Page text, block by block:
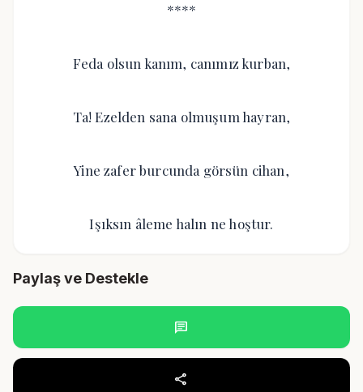
****
Feda olsun kanım, canımız kurban,
Ta! Ezelden sana olmuşum hayran,
Yine zafer burcunda görsün cihan,
Işıksın âleme halın ne hoştur.
Paylaş ve Destekle
chat
share